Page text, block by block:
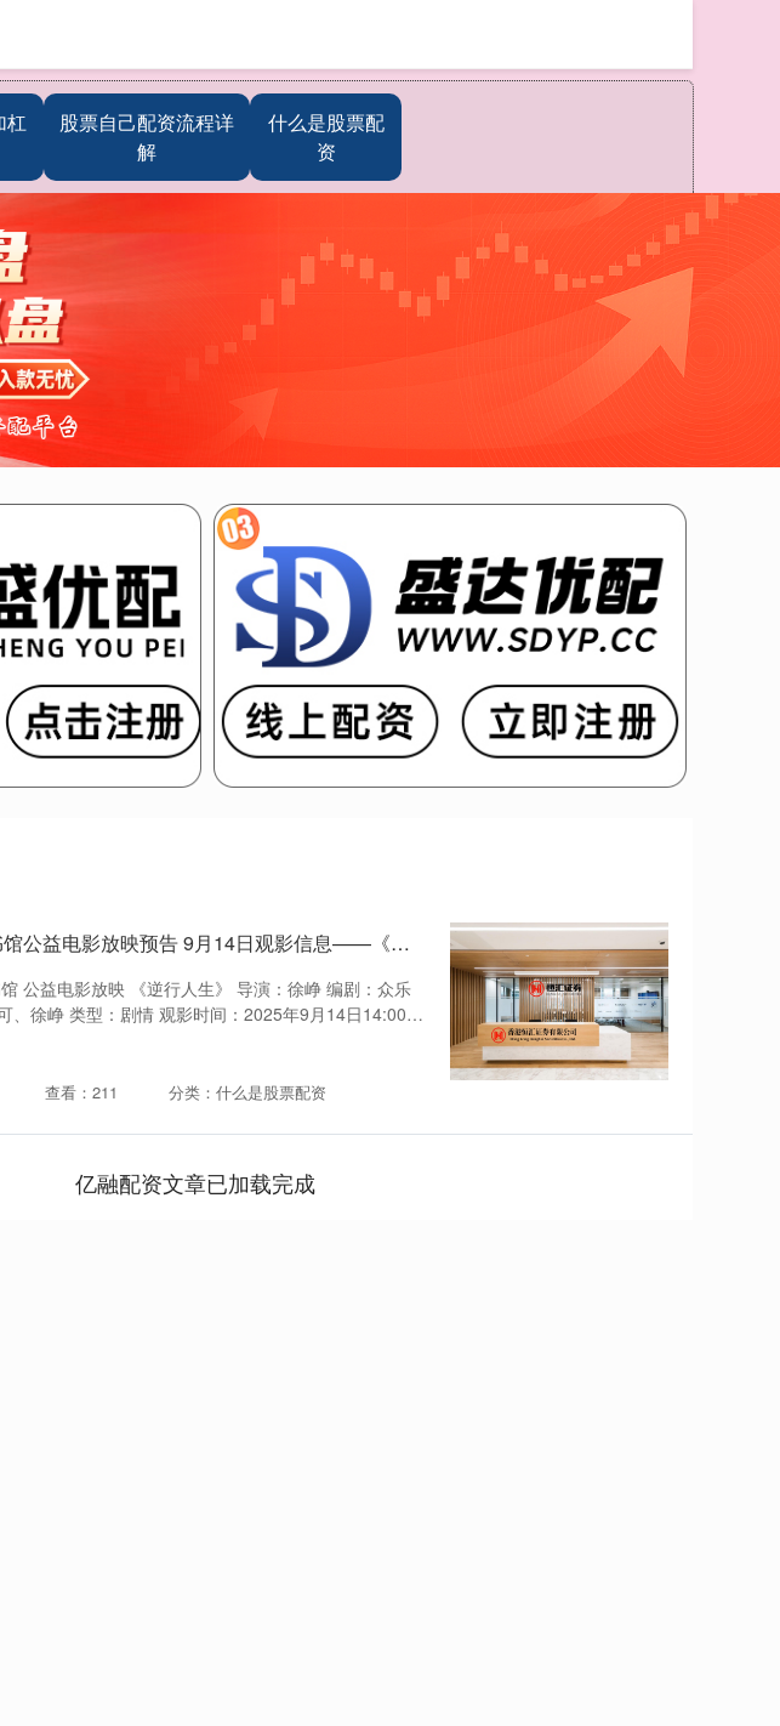
杠
股票自己配资流程详
解
什么是股票配
资
亿鑫网 五华区图书馆公益电影放映预告 9月14日观影信息——《逆行人生》
公益电影放映 《逆行人生》 导演：徐峥 编剧：众乐
、徐峥 类型：剧情 观影时间：2025年9月14日14:00
查看：211 分类：什么是股票配资
亿融配资文章已加载完成